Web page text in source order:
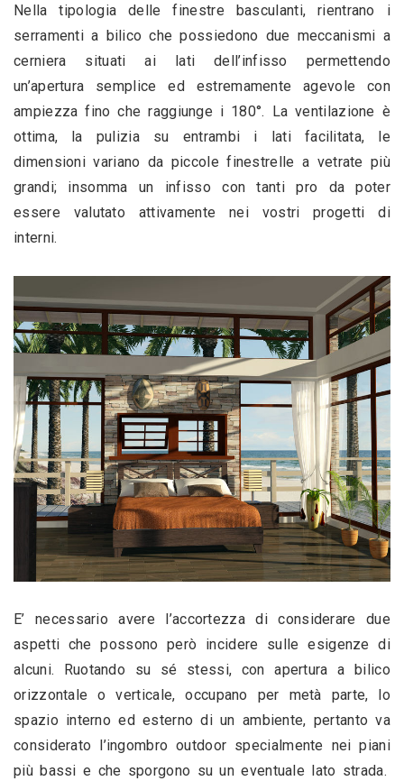
Nella tipologia delle finestre basculanti, rientrano i
serramenti a bilico che possiedono due meccanismi a
cerniera situati ai lati dell’infisso permettendo
un’apertura semplice ed estremamente agevole con
ampiezza fino che raggiunge i 180°. La ventilazione è
ottima, la pulizia su entrambi i lati facilitata, le
dimensioni variano da piccole finestrelle a vetrate più
grandi; insomma un infisso con tanti pro da poter
essere valutato attivamente nei vostri progetti di
interni.
E’ necessario avere l’accortezza di considerare due
aspetti che possono però incidere sulle esigenze di
alcuni. Ruotando su sé stessi, con apertura a bilico
orizzontale o verticale, occupano per metà parte, lo
spazio interno ed esterno di un ambiente, pertanto va
considerato l’ingombro outdoor specialmente nei piani